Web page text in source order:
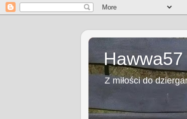
Hawwa57
Z miłości do